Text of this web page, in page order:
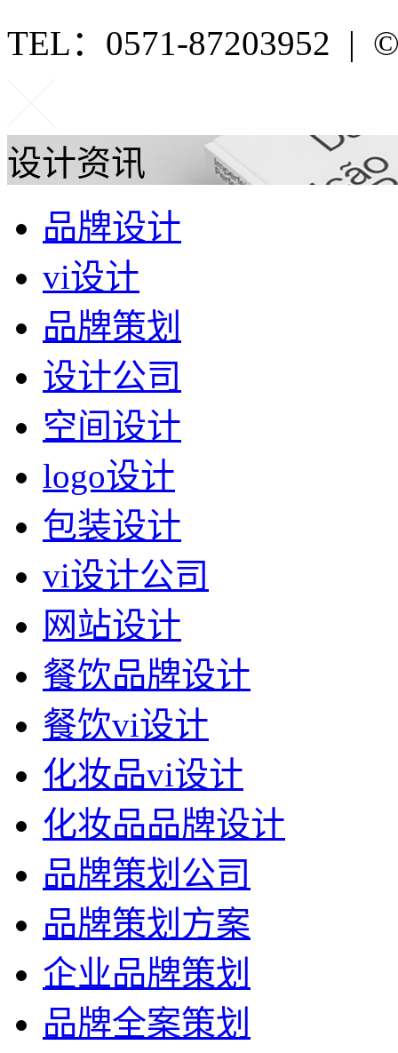
TEL：0571-87203952 |
设计资讯
品牌设计
vi设计
品牌策划
设计公司
空间设计
logo设计
包装设计
vi设计公司
网站设计
餐饮品牌设计
餐饮vi设计
化妆品vi设计
化妆品品牌设计
品牌策划公司
品牌策划方案
企业品牌策划
品牌全案策划